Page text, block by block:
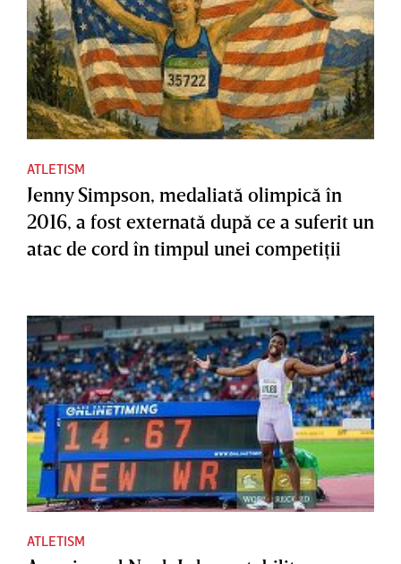
ATLETISM
Jenny Simpson, medaliată olimpică în
2016, a fost externată după ce a suferit un
atac de cord în timpul unei competiţii
ATLETISM